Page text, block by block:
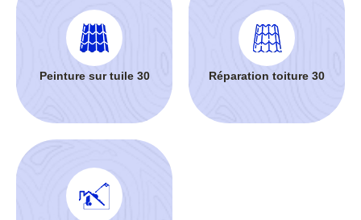
Peinture sur tuile 30 Réparation toiture 30